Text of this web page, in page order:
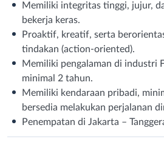
Memiliki integritas tinggi, jujur,
bekerja keras.
Proaktif, kreatif, serta
tindakan (action-oriented).
Memiliki pengalaman di industri
minimal 2 tahun.
Memiliki kendaraan pribadi,
bersedia melakukan perjalanan
Penempatan di Jakarta –